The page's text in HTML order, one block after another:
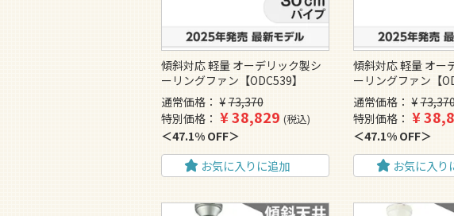
傾斜対応 軽量 オーデリック製シ
ーリングファン【ODC539】
通常価格
¥ 73,370
特別価格
¥38,829 税込
47.1% OFF
お気に入りに追加
傾斜対応 軽量 オー
ーリングファン【
通常価格
¥
特別価格
¥
47.1% OFF
お気に入り